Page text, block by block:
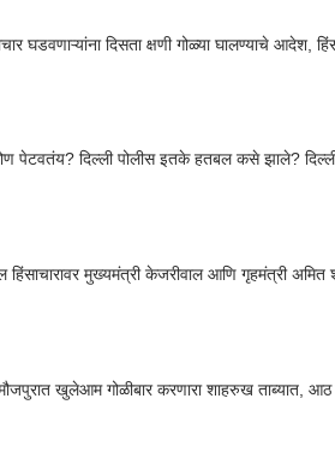
घडवणाऱ्यांना दिसता क्षणी गोळ्या घालण्याचे आदेश,
पेटवतंय? दिल्ली पोलीस इतके हतबल कसे झाले?
हिंसाचारावर मुख्यमंत्री केजरीवाल आणि गृहमंत्री
खुलेआम गोळीबार करणारा शाहरुख ताब्यात, आठ